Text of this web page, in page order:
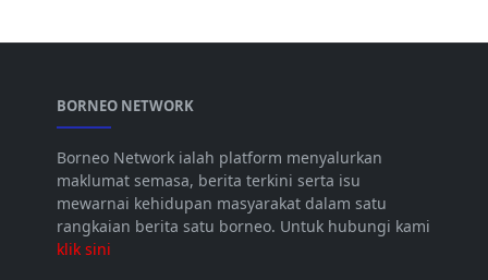
BORNEO NETWORK
Borneo Network ialah platform menyalurkan
maklumat semasa, berita terkini serta isu
mewarnai kehidupan masyarakat dalam satu
rangkaian berita satu borneo. Untuk hubungi kami
klik sini